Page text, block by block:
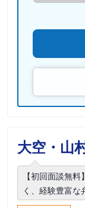
大空・山
【初回面談無
く、経験豊富な